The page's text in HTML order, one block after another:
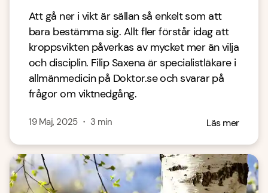
Att gå ner i vikt är sällan så enkelt som att
bara bestämma sig. Allt fler förstår idag att
kroppsvikten påverkas av mycket mer än vilja
och disciplin. Filip Saxena är specialistläkare i
allmänmedicin på Doktor.se och svarar på
frågor om viktnedgång.
19 Maj, 2025・ 3 min Läs mer